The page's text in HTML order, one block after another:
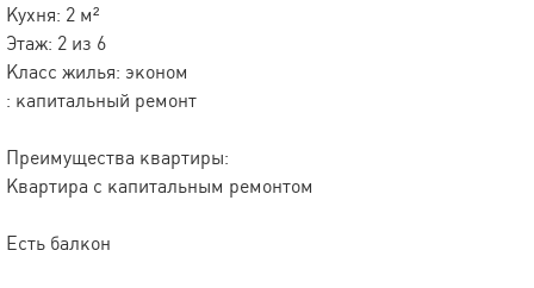
Кухня: 2 м²
Этаж: 2 из 6
Класс жилья: эконом
: капитальный ремонт
Преимущества квартиры:
Квартира с капитальным ремонтом
Есть балкон